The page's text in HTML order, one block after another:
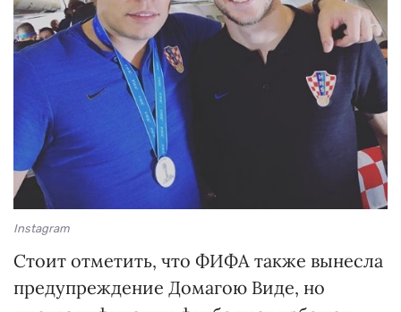
Instagram
Стоит отметить, что ФИФА также вынесла
предупреждение Домагою Виде, но